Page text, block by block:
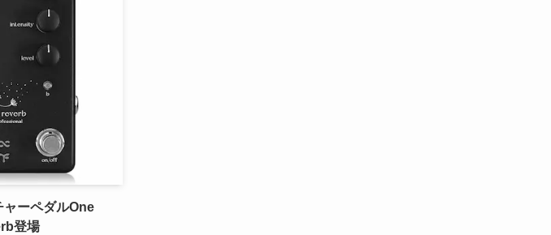
ャーペダルOne
登場